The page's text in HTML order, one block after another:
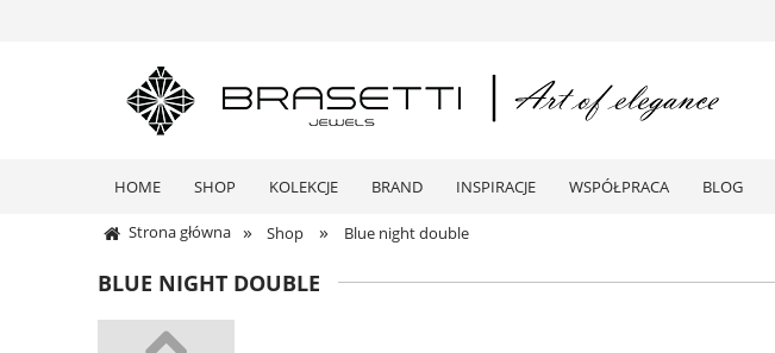
HOME SHOP KOLEKCJE BRAND INSPIRACJE WSPÓŁPRACA BLOG
Strona główna » Shop » Blue night double
BLUE NIGHT DOUBLE